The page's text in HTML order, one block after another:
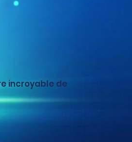
incroyable de